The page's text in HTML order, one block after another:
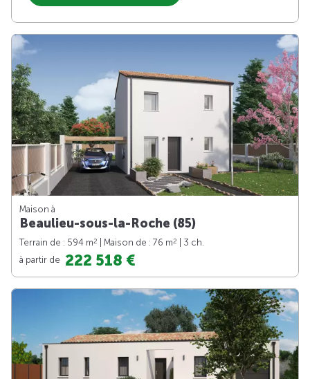
Maison à
Beaulieu-sous-la-Roche (85)
Terrain de : 594 m2 | Maison de : 76 m2
| 3 ch.
à partir de 222 518 €